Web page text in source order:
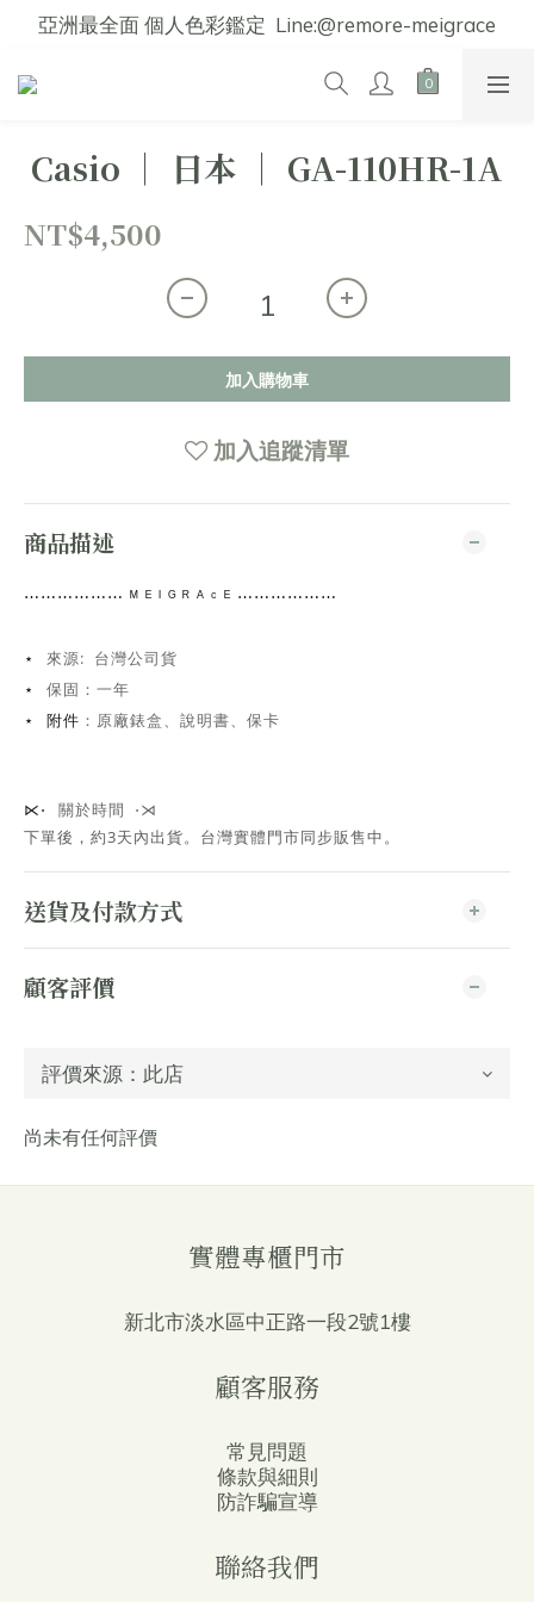
亞洲最全面 個人色彩鑑定  Line:@remore-meigrace
Casio │ 日本 │ GA-110HR-1A
NT$4,500
加入購物車
加入追蹤清單
商品描述
⋯⋯ ⋯⋯⋯⋯ ᴹ ᴱ ᴵ ᴳ ᴿ ᴬ ᶜ ᴱ ⋯⋯⋯⋯ ⋯⋯
⋆ 來源: 台灣公司貨
⋆ 保固：一年
⋆ 附件 ：原廠錶盒、說明書、保卡
⋉⋅ 關於時間 ⋅⋊
下單後，約3天內出貨。台灣實體門市同步販售中。
送貨及付款方式
顧客評價
尚未有任何評價
實體專櫃門市
新北市淡水區中正路一段2號1樓
顧客服務
常見問題
條款與細則
防詐騙宣導
聯絡我們